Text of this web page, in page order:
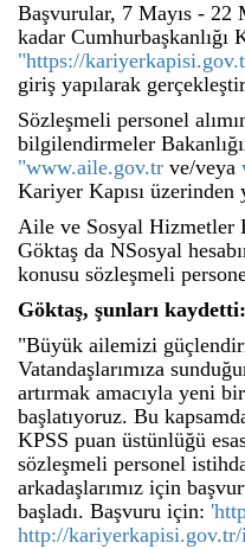
Başvurular, 7 Mayıs - 22
kadar Cumhurbaşkanlığı
"https://
giriş yapılarak
Sözleşmeli personel
bilgilendirmeler
"www.aile.gov.tr ve/veya
Kariyer Kapısı üzerinden
Aile ve Sosyal Hizmetler
Göktaş da NSosyal
konusu sözleşmeli
Göktaş, şunları kaydetti:
"Büyük ailemizi
Vatandaşlarımıza
artırmak amacıyla yeni
başlatıyoruz. Bu
KPSS puan üstünlüğü
sözleşmeli personel
arkadaşlarımız için
başladı. Başvuru için:
http://